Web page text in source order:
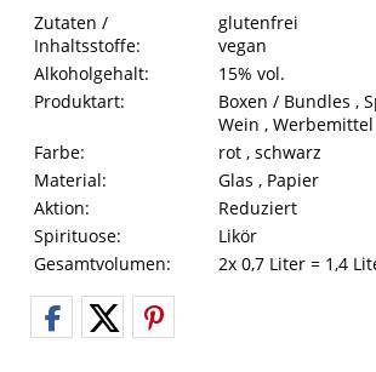
Eigenschaften des Produkts
Eigenschaft
Zutaten /
Inhaltsstoffe:
glutenfrei
vegan
Alkoholgehalt:
15% vol.
Produktart:
Boxen / Bundles ,
Wein , Werbemittel
Farbe:
rot , schwarz
Material:
Glas , Papier
Aktion:
Reduziert
Spirituose:
Likör
Gesamtvolumen:
2x 0,7 Liter = 1,4